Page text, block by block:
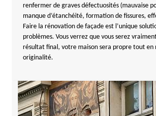
renfermer de graves défectuosités (mauvaise
manque d’étanchéité, formation de fissures,
Faire la rénovation de façade est l’unique
problèmes. Vous verrez que vous serez
résultat final, votre maison sera propre tout en
originalité.